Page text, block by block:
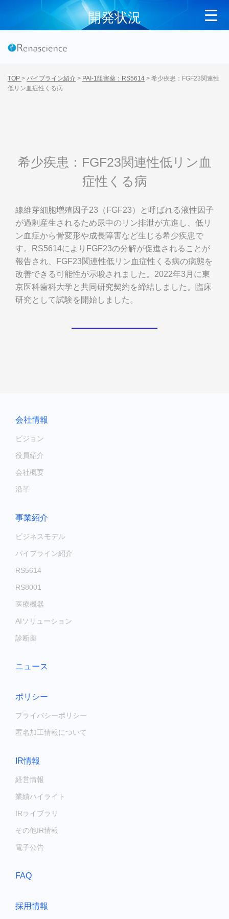
開発状況
TOP > パイプライン紹介 > PAI-1阻害薬：RS5614 > 希少疾患：FGF23関連性
低リン血症性くる病
希少疾患：FGF23関連性低リン血
症性くる病
線維芽細胞増殖因子23（FGF23）と呼ばれる液性因子
が過剰産生されるため尿中のリン排泄が亢進し、低リ
ン血症から骨変形や成長障害など生じる希少疾患で
す。RS5614によりFGF23の分解が促進されることが
報告され、FGF23関連性低リン血症性くる病の病態を
改善できる可能性が示唆されました。2022年3月に東
京医科歯科大学と共同研究契約を締結しました。臨床
研究として試験を開始しました。
会社情報
ビジョン
役員紹介
会社概要
沿革
事業紹介
ビジネスモデル
パイプライン紹介
RS5614
RS8001
医療機器
AIソリューション
診断薬
ニュース
ポリシー
プライバシーポリシー
匿名加工情報について
IR情報
経営情報
業績ハイライト
IRライブラリ
その他IR情報
電子公告
FAQ
採用情報